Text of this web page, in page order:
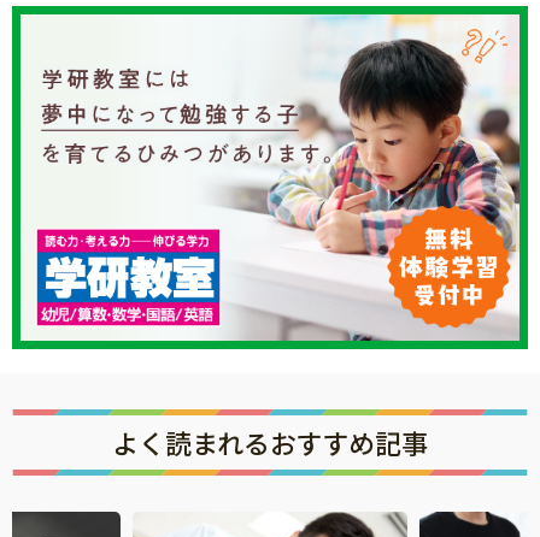
よく読まれるおすすめ記事